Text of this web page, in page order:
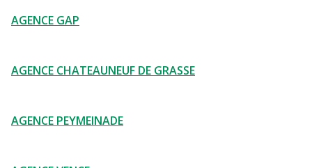
AGENCE GAP
AGENCE CHATEAUNEUF DE GRASSE
AGENCE PEYMEINADE